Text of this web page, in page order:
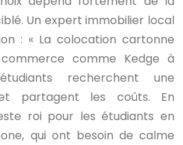
Un expert immobilier local
: « La colocation cartonne
comme Kedge à
recherchent une
partagent les coûts. En
roi pour les étudiants en
qui ont besoin de calme